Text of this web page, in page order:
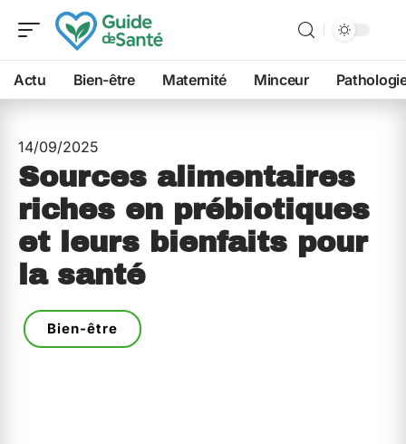
Actu Bien-être Maternité Minceur
14/09/2025
Sources alimentaires
riches en prébiotiques
et leurs bienfaits pour
la santé
Bien-être